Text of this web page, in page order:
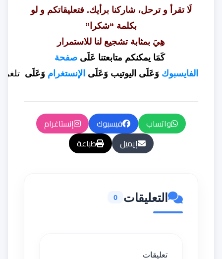
لَا تقرأ و ترحل، شاركنا برأيك. فتعليقاتكم و لو
بكلمة “شكرا”
هِيَ بمثابة تشجيع لنا للاستمرار
كَمَا يمكنكم متابعتنا عَلَى صفحة
الفايسبوك وَعَلَى اليوتيب وَعَلَى الإنستغرام وَعَلَى
واتساب فيسبوك
إنستاغرام
إيميل
طباعة
التعليقات 0
تعليقات